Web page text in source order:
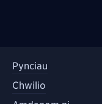
Pynciau
Chwilio